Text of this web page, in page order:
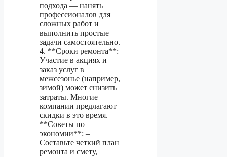
подхода — нанять
профессионалов для
сложных работ и
выполнить простые
задачи самостоятельно.
4. **Сроки ремонта**:
Участие в акциях и
заказ услуг в
межсезонье (например,
зимой) может снизить
затраты. Многие
компании предлагают
скидки в это время.
**Советы по
экономии**: –
Составьте четкий план
ремонта и смету,